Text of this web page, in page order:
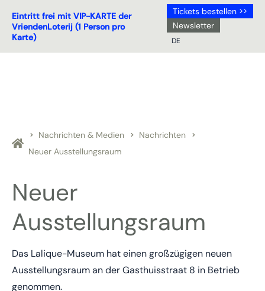
Eintritt frei mit VIP-KARTE der
VriendenLoterij (1 Person pro
Karte)
Tickets bestellen >>
Newsletter
DE
Nachrichten & Medien
Nachrichten
Neuer Ausstellungsraum
Neuer
Ausstellungsraum
Das Lalique-Museum hat einen großzügigen neuen
Ausstellungsraum an der Gasthuisstraat 8 in Betrieb
genommen.